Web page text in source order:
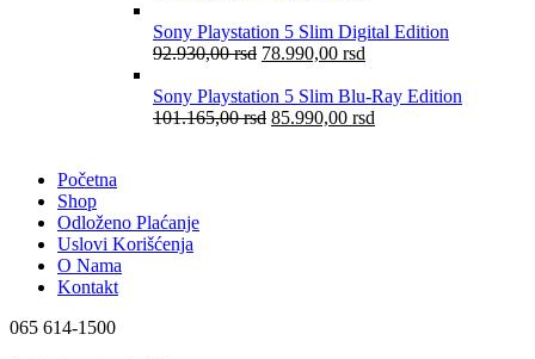
Sony Playstation 5 Slim Digital Edition
92.930,00rsd 78.990,00 rsd
Sony Playstation 5 Slim Blu-Ray Edition
101.165,00rsd 85.990,00 rsd
Početna
Shop
Odloženo Plaćanje
Uslovi Korišćenja
O Nama
Kontakt
065 614-1500